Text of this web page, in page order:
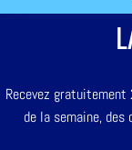
Recevez
de la semaine,